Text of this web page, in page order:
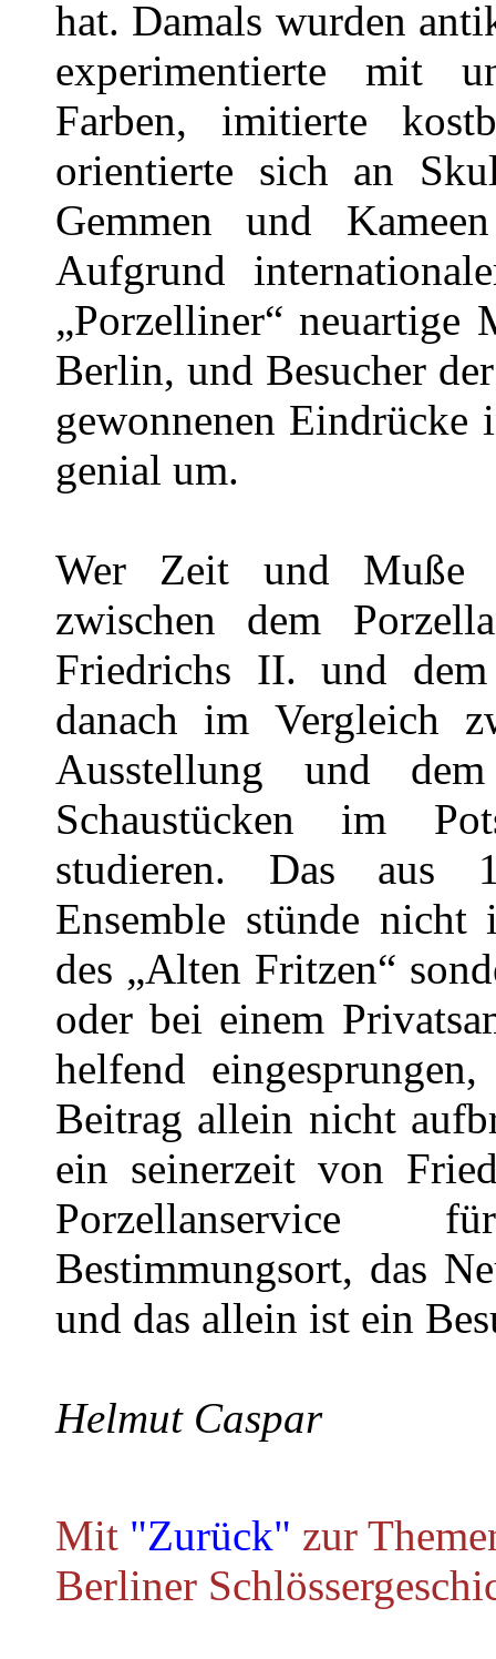
hat. Damals wurden
experimentierte mit
Farben, imitierte
orientierte sich an
Gemmen und
Aufgrund
„Porzelliner“ neuartige
Berlin, und Besucher
gewonnenen Eindrücke
genial um.
Wer Zeit und Muße
zwischen dem
Friedrichs II. und
danach im Vergleich
Ausstellung und
Schaustücken im
studieren. Das aus
Ensemble stünde nicht
des „Alten Fritzen“
oder bei einem
helfend
Beitrag allein nicht
ein seinerzeit von
Porzellanservice
Bestimmungsort, das
und das allein ist ein
Helmut Caspar
Mit "Zurück" zur
Berliner